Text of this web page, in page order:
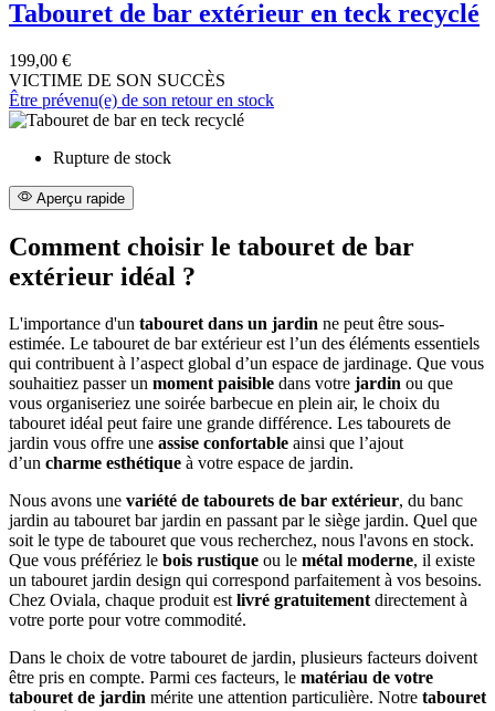
Tabouret de bar extérieur en teck recyclé
199,00 €
VICTIME DE SON SUCCÈS
Être prévenu(e) de son retour en stock
Rupture de stock
Aperçu rapide
Comment choisir le tabouret de bar
extérieur idéal ?
L'importance d'un tabouret dans un jardin ne peut être sous-
estimée. Le tabouret de bar extérieur est l’un des éléments essentiels
qui contribuent à l’aspect global d’un espace de jardinage. Que vous
souhaitiez passer un moment paisible dans votre jardin ou que
vous organiseriez une soirée barbecue en plein air, le choix du
tabouret idéal peut faire une grande différence. Les tabourets de
jardin vous offre une assise confortable ainsi que l’ajout
d’un charme esthétique à votre espace de jardin.
Nous avons une variété de tabourets de bar extérieur, du banc
jardin au tabouret bar jardin en passant par le siège jardin. Quel que
soit le type de tabouret que vous recherchez, nous l'avons en stock.
Que vous préfériez le bois rustique ou le métal moderne, il existe
un tabouret jardin design qui correspond parfaitement à vos besoins.
Chez Oviala, chaque produit est livré gratuitement directement à
votre porte pour votre commodité.
Dans le choix de votre tabouret de jardin, plusieurs facteurs doivent
être pris en compte. Parmi ces facteurs, le matériau de votre
tabouret de jardin mérite une attention particulière. Notre tabouret